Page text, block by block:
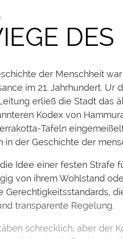
DES
der Menschheit
im 21. Jahrhundert. Ur
erließ die Stadt das
Kodex von
Tafeln
der Geschichte der
Idee einer festen Strafe
von ihrem Wohlstand
transparente Regelung.
schrecklich, aber der